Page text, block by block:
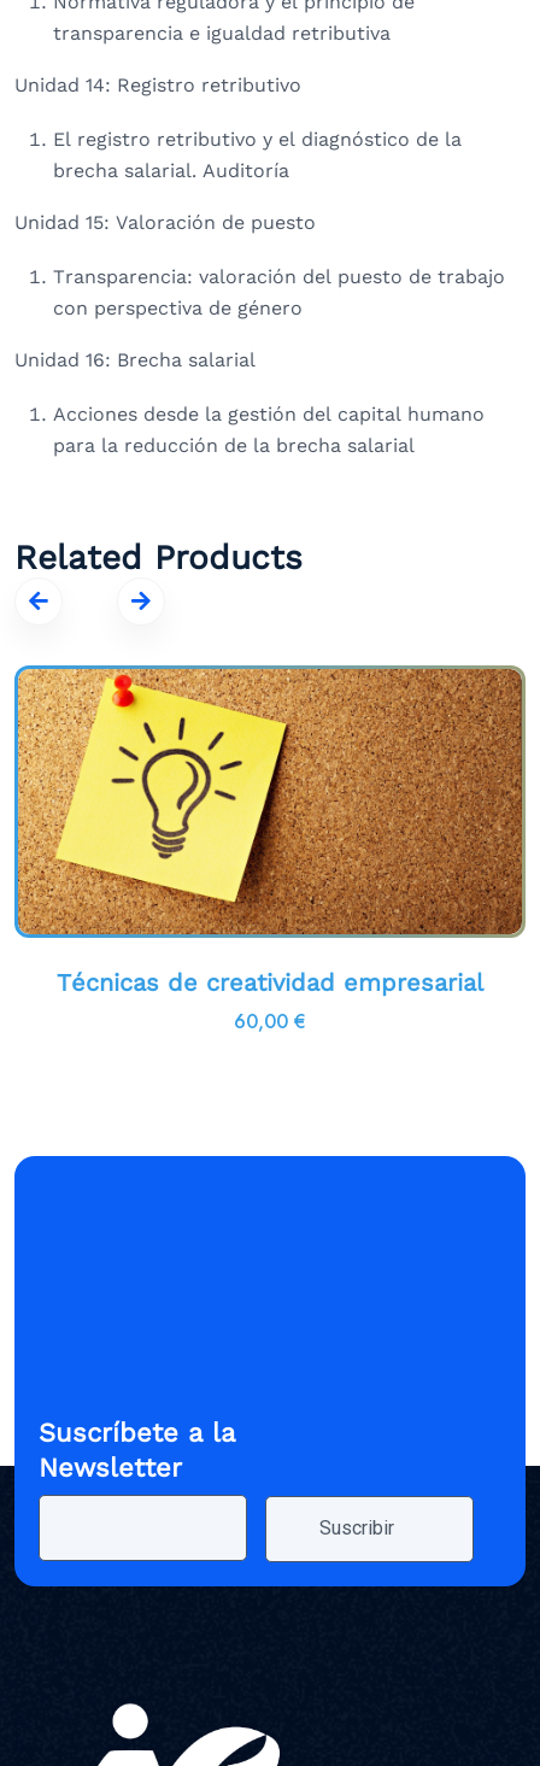
transparencia e igualdad retributiva
Unidad 14: Registro retributivo
El registro retributivo y el diagnóstico de la
brecha salarial. Auditoría
Unidad 15: Valoración de puesto
Transparencia: valoración del puesto de trabajo
con perspectiva de género
Unidad 16: Brecha salarial
Acciones desde la gestión del capital humano
para la reducción de la brecha salarial
Related Products
Técnicas de creatividad empresarial
60,00 €
Suscríbete a la
Newsletter